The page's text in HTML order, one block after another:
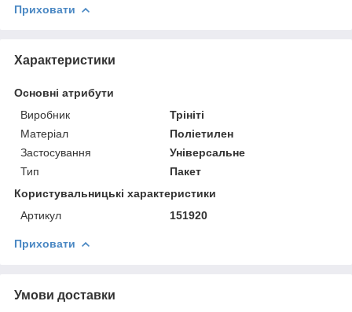
Приховати
Характеристики
Основні атрибути
Виробник
Трініті
Матеріал
Поліетилен
Застосування
Універсальне
Тип
Пакет
Користувальницькі характеристики
Артикул
151920
Приховати
Умови доставки